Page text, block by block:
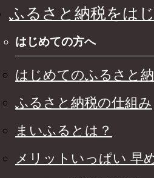
ふるさと納税をは
はじめての方へ
はじめてのふるさと
ふるさと納税の仕組み
まいふるとは？
メリットいっぱい 早